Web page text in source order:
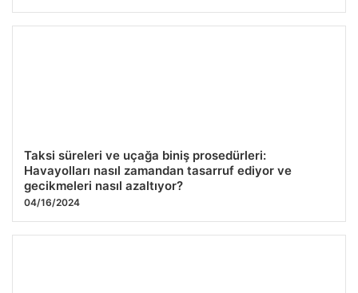
Taksi süreleri ve uçağa biniş prosedürleri:
Havayolları nasıl zamandan tasarruf ediyor ve
gecikmeleri nasıl azaltıyor?
04/16/2024